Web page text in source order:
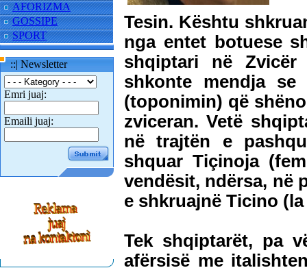
AFORIZMA
GOSSIPE
SPORT
::| Newsletter
Emri juaj:
Emaili juaj:
Tesin. Kështu
nga entet botuese
shqiptari në
shkonte mendja se
(toponimin) që
zviceran. Vetë
në trajtën e
shquar Tiçinoja
vendësit, ndërsa, në
e shkruajnë Ticino
Tek shqiptarët, pa
afërsisë me